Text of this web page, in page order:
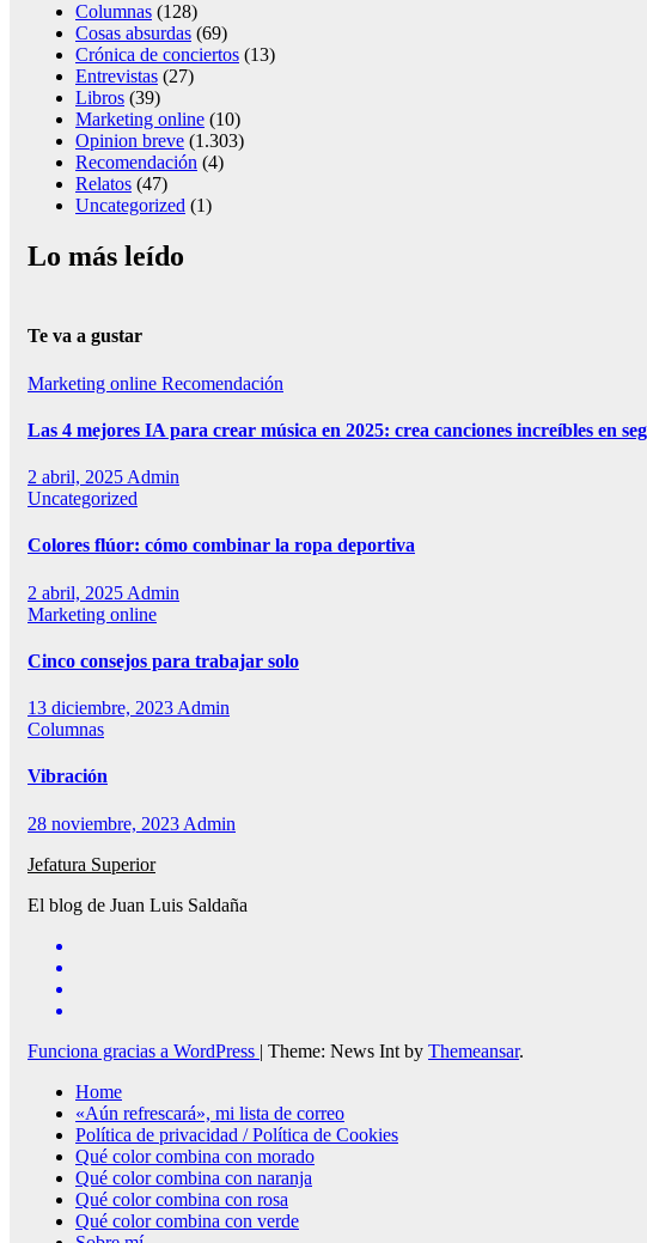
Columnas (128)
Cosas absurdas (69)
Crónica de conciertos (13)
Entrevistas (27)
Libros (39)
Marketing online (10)
Opinion breve (1.303)
Recomendación (4)
Relatos (47)
Uncategorized (1)
Lo más leído
Te va a gustar
Marketing online Recomendación
Las 4 mejores IA para crear música en 2025: crea canciones increíbles en
2 abril, 2025 Admin
Uncategorized
Colores flúor: cómo combinar la ropa deportiva
2 abril, 2025 Admin
Marketing online
Cinco consejos para trabajar solo
13 diciembre, 2023 Admin
Columnas
Vibración
28 noviembre, 2023 Admin
Jefatura Superior
El blog de Juan Luis Saldaña
Funciona gracias a WordPress | Theme: News Int by Themeansar.
Home
«Aún refrescará», mi lista de correo
Política de privacidad / Política de Cookies
Qué color combina con morado
Qué color combina con naranja
Qué color combina con rosa
Qué color combina con verde